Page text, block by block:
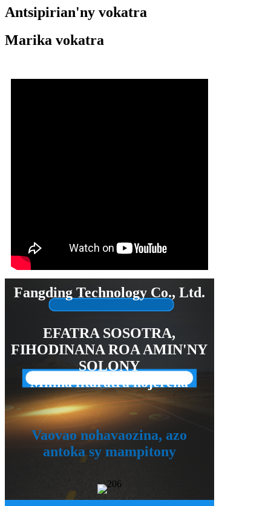
Antsipirian'ny vokatra
Marika vokatra
Fangding Technology Co., Ltd.
EFATRA SOSOTRA,
FIHODINANA ROA AMIN'NY
SOLONY
Milina fitaratra nojerena
Vaovao nohavaozina, azo
antoka sy mampitony